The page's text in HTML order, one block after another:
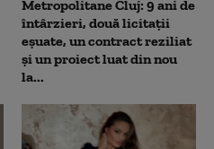
Metropolitane Cluj: 9 ani de
întârzieri, două licitații
eșuate, un contract reziliat
și un proiect luat din nou
la...